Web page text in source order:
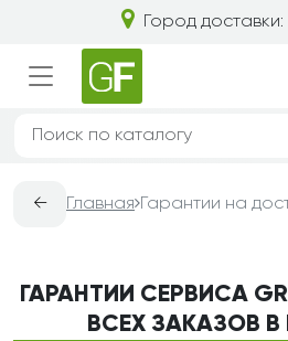
Город доставки:
← Главная
ГАРАНТИИ СЕРВИСА
ВСЕХ ЗАКАЗОВ В